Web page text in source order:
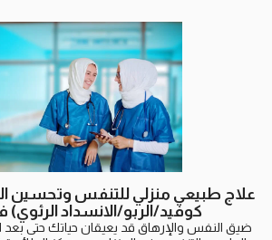
علاج طبيعي منزلي للتنفس وتحسين
كوفيد/الربو/الانسداد الرئوي)
ضيق النفس والإرهاق قد يعيقان حياتك حتى بعد